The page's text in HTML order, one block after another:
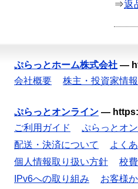
⇒返
ぷらっとホーム株式会社 —
会社概要
株主・投資家情報
ぷらっとオンライン —
ご利用ガイド
ぷらっとオ
配送・決済について
よく
個人情報取り扱い方針
校
IPv6への取り組み
お客様